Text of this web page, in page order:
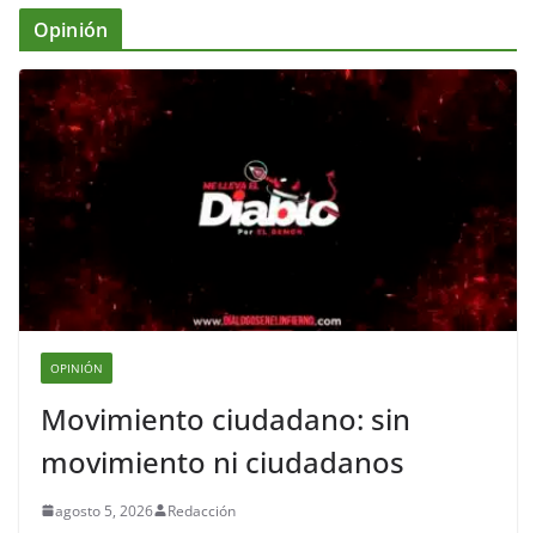
Opinión
OPINIÓN
Movimiento ciudadano: sin
movimiento ni ciudadanos
agosto 5, 2026 Redacción